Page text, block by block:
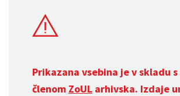
Prikazana vsebina je v skladu s
členom ZoUL arhivska. Izdaje